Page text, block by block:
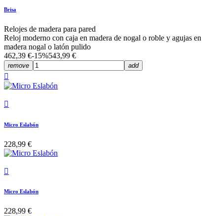
Brisa
Relojes de madera para pared
Reloj moderno con caja en madera de nogal o roble y agujas en
madera nogal o latón pulido
462,39 €-15%543,99 €
remove add


Micro Eslabón
228,99 €

Micro Eslabón
228,99 €